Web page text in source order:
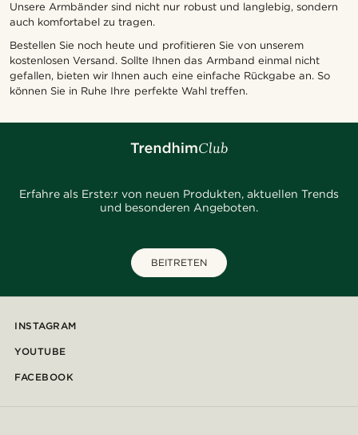
Unsere Armbänder sind nicht nur robust und langlebig, sondern
auch komfortabel zu tragen.
Bestellen Sie noch heute und profitieren Sie von unserem
kostenlosen Versand. Sollte Ihnen das Armband einmal nicht
gefallen, bieten wir Ihnen auch eine einfache Rückgabe an. So
können Sie in Ruhe Ihre perfekte Wahl treffen.
Erfahre als Erste:r von neuen Produkten, aktuellen Trends
und besonderen Angeboten.
BEITRETEN
INSTAGRAM
YOUTUBE
FACEBOOK